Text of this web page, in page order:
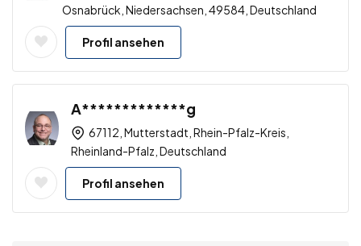
Osnabrück, Niedersachsen, 49584, Deutschland
Profil ansehen
A*************g
67112, Mutterstadt, Rhein-Pfalz-Kreis,
Rheinland-Pfalz, Deutschland
Profil ansehen